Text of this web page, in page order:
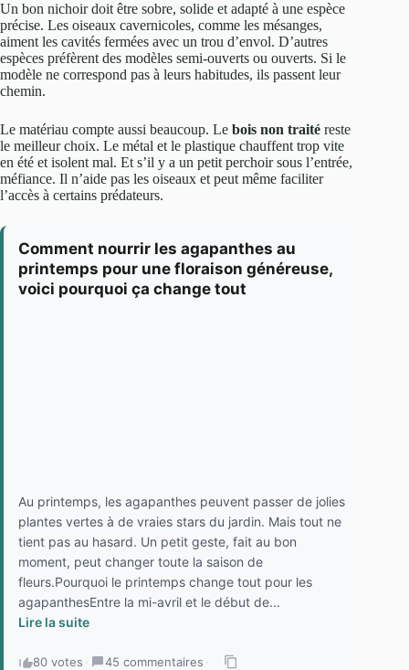
Un bon nichoir doit être sobre, solide et adapté à une espèce
précise. Les oiseaux cavernicoles, comme les mésanges,
aiment les cavités fermées avec un trou d’envol. D’autres
espèces préfèrent des modèles semi-ouverts ou ouverts. Si le
modèle ne correspond pas à leurs habitudes, ils passent leur
chemin.
Le matériau compte aussi beaucoup. Le bois non traité reste
le meilleur choix. Le métal et le plastique chauffent trop vite
en été et isolent mal. Et s’il y a un petit perchoir sous l’entrée,
méfiance. Il n’aide pas les oiseaux et peut même faciliter
l’accès à certains prédateurs.
Comment nourrir les agapanthes au
printemps pour une floraison généreuse,
voici pourquoi ça change tout
Au printemps, les agapanthes peuvent passer de jolies
plantes vertes à de vraies stars du jardin. Mais tout ne
tient pas au hasard. Un petit geste, fait au bon
moment, peut changer toute la saison de
fleurs.Pourquoi le printemps change tout pour les
agapanthesEntre la mi-avril et le début de...
Lire la suite
80 votes · 45 commentaires ·